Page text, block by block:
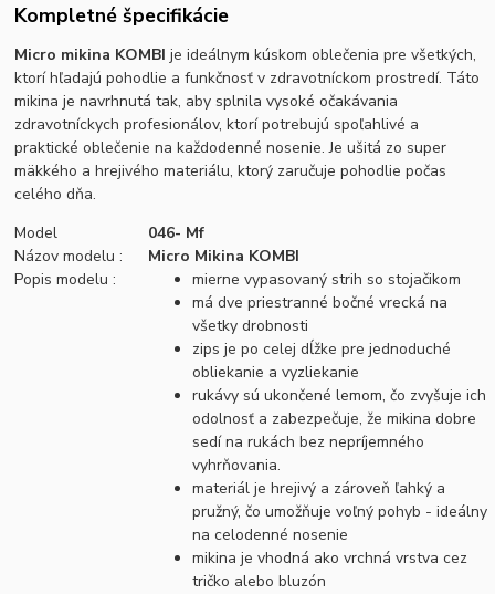
Kompletné špecifikácie
Micro mikina KOMBIje ideálnym kúskom oblečenia pre všetkých,
ktorí hľadajú pohodlie a funkčnosť v zdravotníckom prostredí. Táto
mikina je navrhnutá tak, aby splnila vysoké očakávania
zdravotníckych profesionálov, ktorí potrebujú spoľahlivé a
praktické oblečenie na každodenné nosenie. Je ušitá zo super
mäkkého a hrejivého materiálu, ktorý zaručuje pohodlie počas
celého dňa.
Model
046- Mf
Názov modelu :
Micro Mikina KOMBI
Popis modelu :
mierne vypasovaný strih so stojačikom
má dve priestranné bočné vrecká na
všetky drobnosti
zips je po celej dĺžke pre jednoduché
obliekanie a vyzliekanie
rukávy sú ukončené lemom, čo zvyšuje ich
odolnosť a zabezpečuje, že mikina dobre
sedí na rukách bez nepríjemného
vyhrňovania.
materiál je hrejivý a zároveň ľahký a
pružný, čo umožňuje voľný pohyb - ideálny
na celodenné nosenie
mikina je vhodná ako vrchná vrstva cez
tričko alebo bluzón